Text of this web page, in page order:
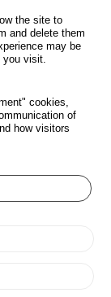
the site to
and delete them
may be
you visit.
cookies,
of
how visitors